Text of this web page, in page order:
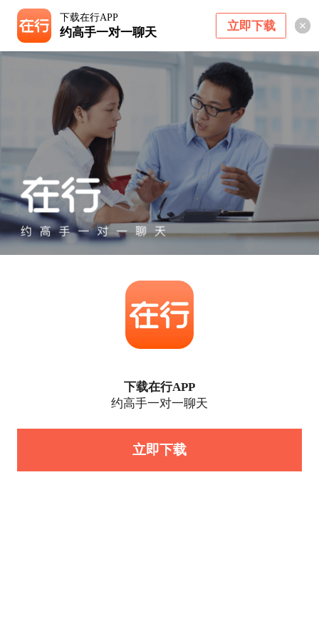
下载在行APP
约高手一对一聊天 立即下载
下载在行APP
约高手一对一聊天
立即下载